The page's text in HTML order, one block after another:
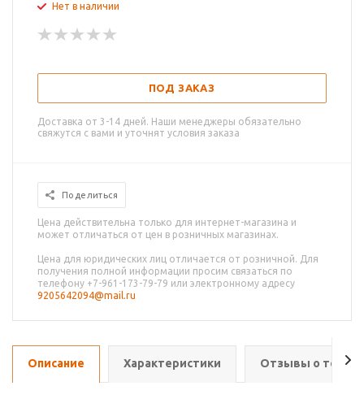
Нет в наличии
ПОД ЗАКАЗ
Доставка от 3-14 дней. Наши менеджеры обязательно
свяжутся с вами и уточнят условия заказа
Поделиться
Цена действительна только для интернет-магазина и
может отличаться от цен в розничных магазинах.
Цена для юридических лиц отличается от розничной. Для
получения полной информации просим связаться по
телефону +7-961-173-79-79 или электронному адресу
9205642094@mail.ru
Описание Характеристики Отзывы о